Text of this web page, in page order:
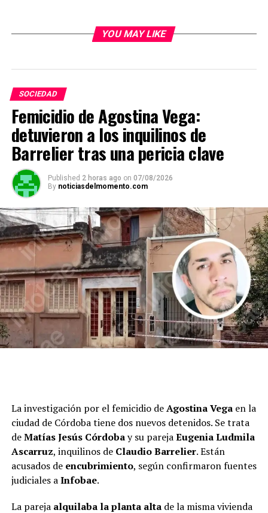
YOU MAY LIKE
SOCIEDAD
Femicidio de Agostina Vega:
detuvieron a los inquilinos de
Barrelier tras una pericia clave
Published 2 horas ago on 07/08/2026
By noticiasdelmomento.com
La investigación por el femicidio deAgostina Vega en la
ciudad de Córdoba tiene dos nuevos detenidos. Se trata
deMatías Jesús Córdobay su parejaEugenia Ludmila
Ascarruz, inquilinos de Claudio Barrelier. Están
acusados de encubrimiento, según confirmaron fuentes
judiciales aInfobae.
La parejaalquilaba la planta altade la misma vivienda